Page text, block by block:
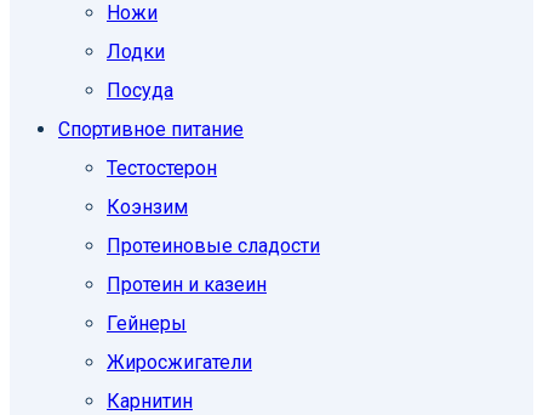
Ножи
Лодки
Посуда
Спортивное питание
Тестостерон
Коэнзим
Протеиновые сладости
Протеин и казеин
Гейнеры
Жиросжигатели
Карнитин